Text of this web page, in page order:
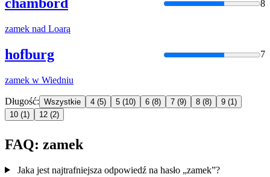
8
zamek nad Loarą
hofburg 7
zamek w Wiedniu
Długość: Wszystkie 4 (5) 5 (10) 6 (8) 7 (9) 8 (8) 9 (1)
10 (1) 12 (2)
FAQ: zamek
Jaka jest najtrafniejsza odpowiedź na hasło „zamek”?